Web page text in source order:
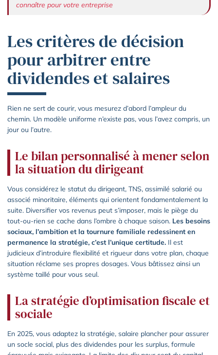
connaître pour votre entreprise
Les critères de décision
pour arbitrer entre
dividendes et salaires
Rien ne sert de courir, vous mesurez d’abord l’ampleur du
chemin. Un modèle uniforme n’existe pas, vous l’avez compris, un
jour ou l’autre.
Le bilan personnalisé à mener selon
la situation du dirigeant
Vous considérez le statut du dirigeant, TNS, assimilé salarié ou
associé minoritaire, éléments qui orientent fondamentalement la
suite. Diversifier vos revenus peut s’imposer, mais le piège du
tout-ou-rien se cache dans l’ombre à chaque saison. Les besoins
sociaux, l’ambition et la tournure familiale redessinent en
permanence la stratégie, c’est l’unique certitude. Il est
judicieux d’introduire flexibilité et rigueur dans votre plan, chaque
situation réclame ses propres dosages. Vous bâtissez ainsi un
système taillé pour vous seul.
La stratégie d’optimisation fiscale et
sociale
En 2025, vous adaptez la stratégie, salaire plancher pour assurer
un socle social, plus des dividendes pour les surplus, formule